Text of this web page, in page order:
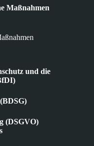
Maßnahmen
und die
(DSGVO)